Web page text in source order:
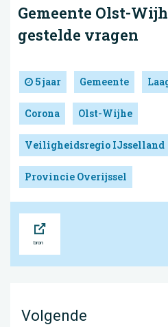
Gemeente Olst-
gestelde vragen
5 jaar Gemeente
Corona Olst-Wijhe
Veiligheidsregio IJsselland
Provincie Overijssel
Volgende